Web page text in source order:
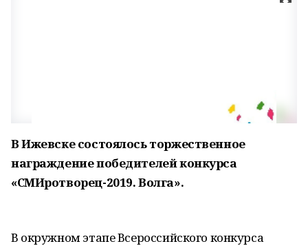
В Ижевске состоялось торжественное
награждение победителей конкурса
«СМИротворец-2019. Волга».
В окружном этапе Всероссийского конкурса